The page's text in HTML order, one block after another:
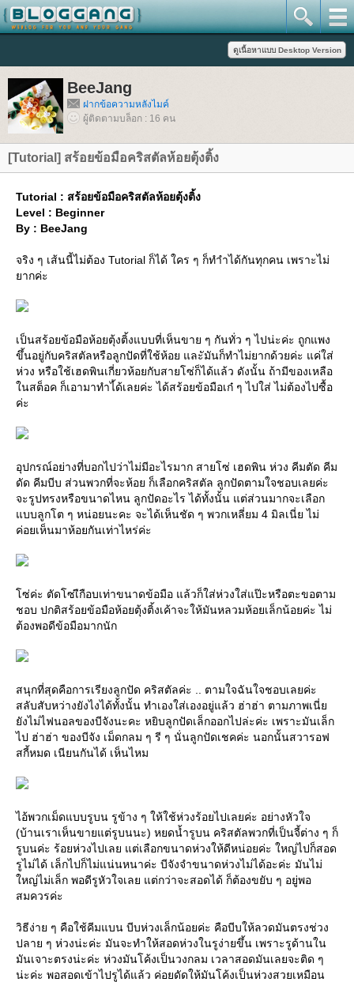
BeeJang
ฝากข้อความหลังไมค์
ผู้ติดตามบล็อก : 16 คน
[Tutorial] สร้อยข้อมือคริสตัลห้อยตุ้งติ้ง
Tutorial : สร้อยข้อมือคริสตัลห้อยตุ้งติ้ง
Level : Beginner
By : BeeJang
จริง ๆ เส้นนี้ไม่ต้อง Tutorial ก็ได้ ใคร ๆ ก็ทำำได้กันทุกคน เพราะไม่
ากค่ะ
เป็นสร้อยข้อมือห้อยตุ้งติ้งแบบที่เห็นขาย ๆ กันทั่ว ๆ ไปน่ะค่ะ ถูกแพง
ขึ้นอยู่กับคริสตัลหรือลูกปัดที่ใช้ห้อย และัมันก็ทำไม่ยากด้วยค่ะ แค่ใส่
ห่วง หรือใช้เฮดพินเกี่ยวห้อยกับสายโซ่ก็ได้แล้ว ดังนั้น ถ้ามีของเหลือ
นสต็อค ก็เอามาทำไ้ด้เลยค่ะ ได้สร้อยข้อมือเก๋ ๆ ไปใส่ ไม่ต้องไปซื้อ
ค่ะ
อุปกรณ์อย่างที่บอกไปว่าไม่มีอะไรมาก สายโซ่ เฮดพิน ห่วง คีมตัด คีม
ดัด คีมบีบ ส่วนพวกที่จะห้อย ก็เลือกคริสตัล ลูกปัดตามใจชอบเลยค่ะ
จะรูปทรงหรือขนาดไหน ลูกปัดอะไร ได้ทั้งนั้น แต่ส่วนมากจะเลือก
บบลูกโต ๆ หน่อยนะคะ จะได้เห็นชัด ๆ พวกเหลี่ยม 4 มิลเนี่ย ไม่
ค่อยเห็นมาห้อยกันเท่าไหร่ค่ะ
ซ่ค่ะ ตัดโซ่เืกือบเท่าขนาดข้อมือ แล้วก็ใส่ห่วงใส่แป๊ะหรือตะขอตาม
ชอบ ปกติสร้อยข้อมือห้อยตุ้งติ้งเค้าจะให้มันหลวมห้อยเล็กน้อยค่ะ ไม่
ต้องพอดีข้อมือมากนัก
สนุกที่สุดคือการเรียงลูกปัด คริสตัลค่ะ .. ตามใจฉันใจชอบเลยค่ะ
สลับสับหว่างยังไงได้ทั้งนั้น ทำเองใส่เองอยู่แล้ว ฮ่าฮ่า ตามภาพเนี่
ังไม่ไฟนอลของบีจังนะคะ หยิบลูกปัดเล็กออกไปล่ะค่ะ เพราะมันเล็ก
ไป ฮ่าฮ่า ของบีจัง เม็ดกลม ๆ รี ๆ นั่นลูกปัดเชคค่ะ นอกนั้นสวารอฟ
สกี้หมด เนียนกันได้ เห็นไหม
ไอ้พวกเม็ดแบบรูบน รูข้าง ๆ ให้ใช้ห่วงร้อยไปเลยค่ะ อย่างหัวใจ
(บ้านเราเห็นขายแต่รูบนนะ) หยดน้ำรูบน คริสตัลพวกที่เป็นจี้ต่าง ๆ ก็
รูบนค่ะ ร้อยห่วงไปเลย แต่เลือกขนาดห่วงให้ดีหน่อยค่ะ ใหญ่ไปก็สอด
รูไม่ได้ เล็กไปก็ไม่แน่นหนาค่ะ บีจังจำขนาดห่วงไม่ได้อะค่ะ มันไม่
หญ่ไม่เล็ก พอดีรูหัวใจเลย แต่กว่าจะสอดได้ ก็ต้องขยับ ๆ อยู่พอ
สมควรค่ะ
วิธีง่าย ๆ คือใช้คีมแบน บีบห่วงเล็กน้อยค่ะ คือบีบให้ลวดมันตรงช่วง
ปลาย ๆ ห่วงน่ะค่ะ มันจะทำให้สอดห่วงในรูง่ายขึ้น เพราะรูด้านใน
มันเจาะตรงน่ะค่ะ ห่วงมันโค้งเป็นวงกลม เวลาสอดมันเลยจะติด ๆ
น่ะค่ะ พอสอดเข้าไปรูได้แล้ว ค่อยดัดให้มันโค้งเป็นห่วงสวยเหมือน